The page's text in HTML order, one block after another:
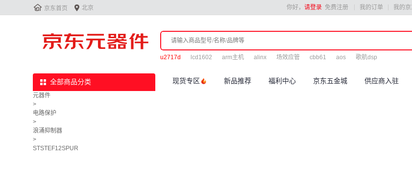
 京东首页  北京 你好， 请登录 免费注册 我的订单 我的京
u2717d lcd1602 arm主机 alinx 场效应管 cbb61 aos 歌航dsp
全部商品分类 现货专区 新品推荐 福利中心 京东五金城 供应商入驻
元器件
>
电路保护
>
浪涌抑制器
>
STSTEF12SPUR